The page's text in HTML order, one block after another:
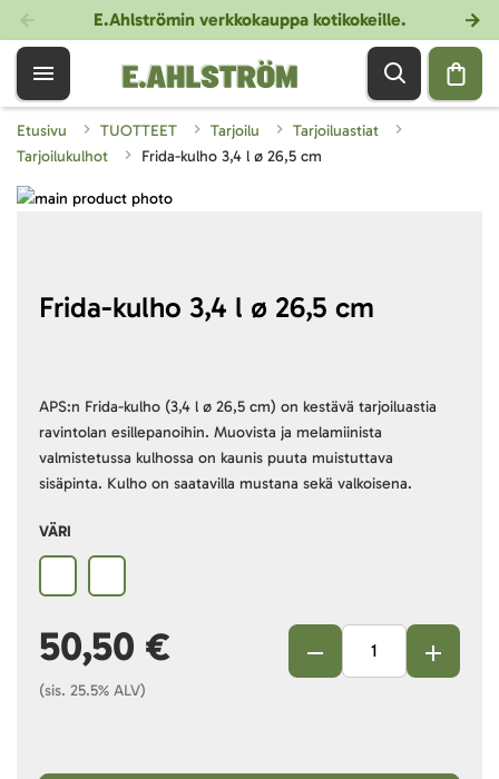
E.Ahlströmin verkkokauppa kotikokeille.
Etusivu TUOTTEET Tarjoilu
Tarjoiluastiat
Tarjoilukulhot
Frida-kulho 3,4 l ø 26,5 cm
Frida-kulho 3,4 l ø 26,5 cm
APS:n Frida-kulho (3,4 l ø 26,5 cm) on kestävä tarjoiluastia
ravintolan esillepanoihin. Muovista ja melamiinista
valmistetussa kulhossa on kaunis puuta muistuttava
sisäpinta. Kulho on saatavilla mustana sekä valkoisena.
VÄRI
50,50 €
(sis. 25.5% ALV)
Skip
beginning
gallery